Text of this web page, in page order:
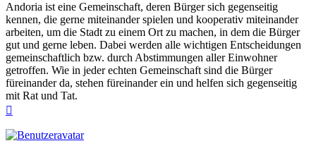
Andoria ist eine Gemeinschaft, deren Bürger sich gegenseitig
kennen, die gerne miteinander spielen und kooperativ miteinander
arbeiten, um die Stadt zu einem Ort zu machen, in dem die Bürger
gut und gerne leben. Dabei werden alle wichtigen Entscheidungen
gemeinschaftlich bzw. durch Abstimmungen aller Einwohner
getroffen. Wie in jeder echten Gemeinschaft sind die Bürger
füreinander da, stehen füreinander ein und helfen sich gegenseitig
mit Rat und Tat.